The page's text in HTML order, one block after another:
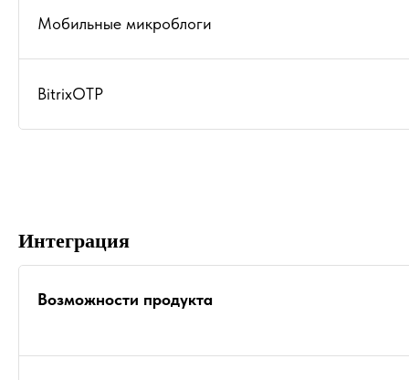
Мобильные микроблоги
BitrixOTP
Интеграция
Возможности продукта